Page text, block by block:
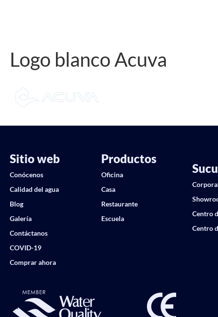
Logo blanco Acuva
Sitio web
Conócenos
Calidad del agua
Blog
Galería
Contáctanos
COVID-19
Comprar ahora
Productos
Oficina
Casa
Restaurante
Escuela
Centro
Centro